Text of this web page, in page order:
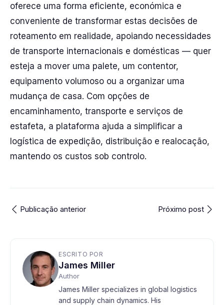
oferece uma forma eficiente, económica e
conveniente de transformar estas decisões de
roteamento em realidade, apoiando necessidades
de transporte internacionais e domésticas — quer
esteja a mover uma palete, um contentor,
equipamento volumoso ou a organizar uma
mudança de casa. Com opções de
encaminhamento, transporte e serviços de
estafeta, a plataforma ajuda a simplificar a
logística de expedição, distribuição e realocação,
mantendo os custos sob controlo.
Publicação anterior Próximo post
ESCRITO POR
James Miller
Author
James Miller specializes in global logistics
and supply chain dynamics. His